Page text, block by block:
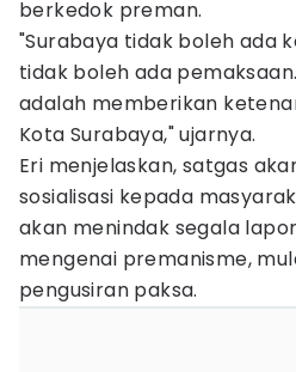
berkedok preman.
"Surabaya tidak boleh ada
tidak boleh ada
adalah memberikan
Kota Surabaya," ujarnya.
Eri menjelaskan, satgas
sosialisasi kepada
akan menindak segala
mengenai premanisme,
pengusiran paksa.